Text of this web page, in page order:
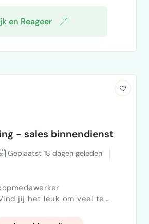
en Reageer
- sales binnendienst
Geplaatst 18 dagen geleden
jij het leuk om veel te
blij van wordt als geen